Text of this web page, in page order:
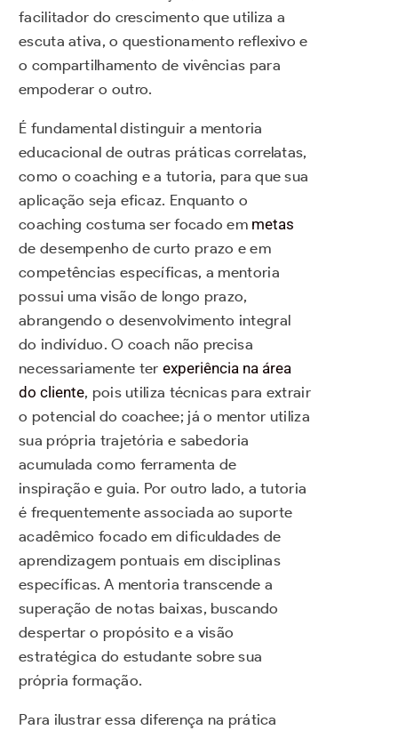
facilitador do crescimento que utiliza a
escuta ativa, o questionamento reflexivo e
o compartilhamento de vivências para
empoderar o outro.
É fundamental distinguir a mentoria
educacional de outras práticas correlatas,
como o coaching e a tutoria, para que sua
aplicação seja eficaz. Enquanto o
coaching costuma ser focado em metas
de desempenho de curto prazo e em
competências específicas, a mentoria
possui uma visão de longo prazo,
abrangendo o desenvolvimento integral
do indivíduo. O coach não precisa
necessariamente terexperiência na área
do cliente, pois utiliza técnicas para extrair
o potencial do coachee; já o mentor utiliza
sua própria trajetória e sabedoria
acumulada como ferramenta de
inspiração e guia. Por outro lado, a tutoria
é frequentemente associada ao suporte
acadêmico focado em dificuldades de
aprendizagem pontuais em disciplinas
específicas. A mentoria transcende a
superação de notas baixas, buscando
despertar o propósito e a visão
estratégica do estudante sobre sua
própria formação.
Para ilustrar essa diferença na prática